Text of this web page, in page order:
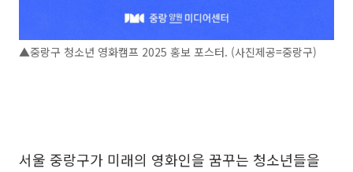
▲중랑구 청소년 영화캠프 2025 홍보 포스터. (사진제공=중랑구)
서울 중랑구가 미래의 영화인을 꿈꾸는 청소년들을